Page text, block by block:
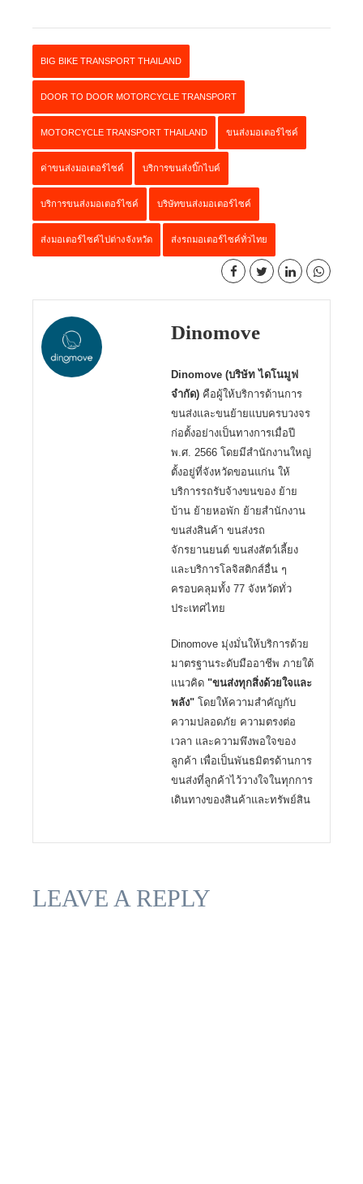
BIG BIKE TRANSPORT THAILAND
DOOR TO DOOR MOTORCYCLE TRANSPORT
MOTORCYCLE TRANSPORT THAILAND ขนส่งมอเตอร์ไซค์
ค่าขนส่งมอเตอร์ไซค์ บริการขนส่งบิ๊กไบค์
บริการขนส่งมอเตอร์ไซค์ บริษัทขนส่งมอเตอร์ไซค์
ส่งมอเตอร์ไซค์ไปต่างจังหวัด ส่งรถมอเตอร์ไซค์ทั่วไทย
Dinomove
Dinomove (บริษัท ไดโนมูฟ
จำกัด) คือผู้ให้บริการด้านการ
ขนส่งและขนย้ายแบบครบวงจร
ก่อตั้งอย่างเป็นทางการเมื่อปี
พ.ศ. 2566 โดยมีสำนักงานใหญ่
ตั้งอยู่ที่จังหวัดขอนแก่น ให้
บริการรถรับจ้างขนของ ย้าย
บ้าน ย้ายหอพัก ย้ายสำนักงาน
ขนส่งสินค้า ขนส่งรถ
จักรยานยนต์ ขนส่งสัตว์เลี้ยง
และบริการโลจิสติกส์อื่น ๆ
ครอบคลุมทั้ง 77 จังหวัดทั่ว
ประเทศไทย
Dinomove มุ่งมั่นให้บริการด้วย
มาตรฐานระดับมืออาชีพ ภายใต้
แนวคิด "ขนส่งทุกสิ่งด้วยใจและ
พลัง" โดยให้ความสำคัญกับ
ความปลอดภัย ความตรงต่อ
เวลา และความพึงพอใจของ
ลูกค้า เพื่อเป็นพันธมิตรด้านการ
ขนส่งที่ลูกค้าไว้วางใจในทุกการ
เดินทางของสินค้าและทรัพย์สิน
LEAVE A REPLY